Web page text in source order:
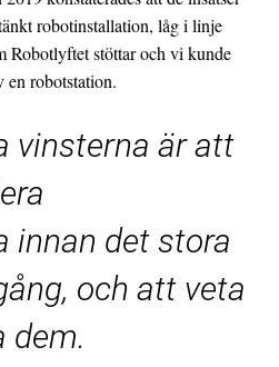
robotinstallation, låg i linje
Robotlyftet stöttar och vi kunde
en robotstation.
vinsterna är att
innan det stora
och att veta
dem.